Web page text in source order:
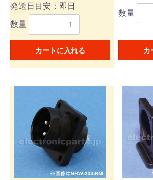
発送日目安：即日
数量
カートに入れる
数量
カ